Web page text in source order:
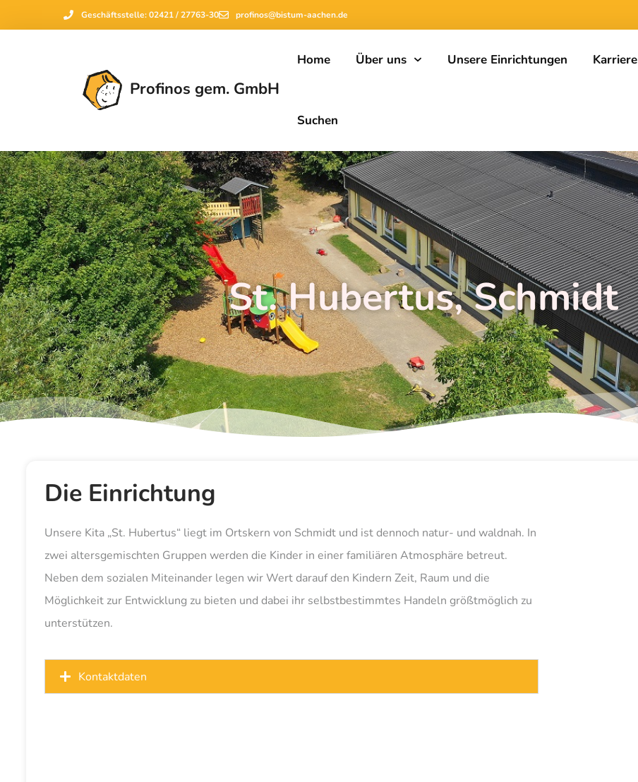
Geschäftsstelle: 02421 / 27763-30 profinos@bistum-aachen.de
Profinos gem. GmbH
Home Über uns Unsere Einrichtungen Karriere
Suchen
St. Hubertus, Schmidt
Die Einrichtung
Unsere Kita „St. Hubertus“ liegt im Ortskern von Schmidt und ist dennoch natur- und waldnah. In
zwei altersgemischten Gruppen werden die Kinder in einer familiären Atmosphäre betreut.
Neben dem sozialen Miteinander legen wir Wert darauf den Kindern Zeit, Raum und die
Möglichkeit zur Entwicklung zu bieten und dabei ihr selbstbestimmtes Handeln größtmöglich zu
unterstützen.
Kontaktdaten